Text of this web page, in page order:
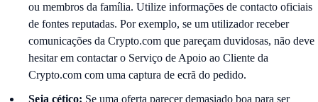
ou membros da família. Utilize informações de contacto oficiais
de fontes reputadas. Por exemplo, se um utilizador receber
comunicações da Crypto.com que pareçam duvidosas, não deve
hesitar em contactar o Serviço de Apoio ao Cliente da
Crypto.com com uma captura de ecrã do pedido.
Seja cético: Se uma oferta parecer demasiado boa para ser